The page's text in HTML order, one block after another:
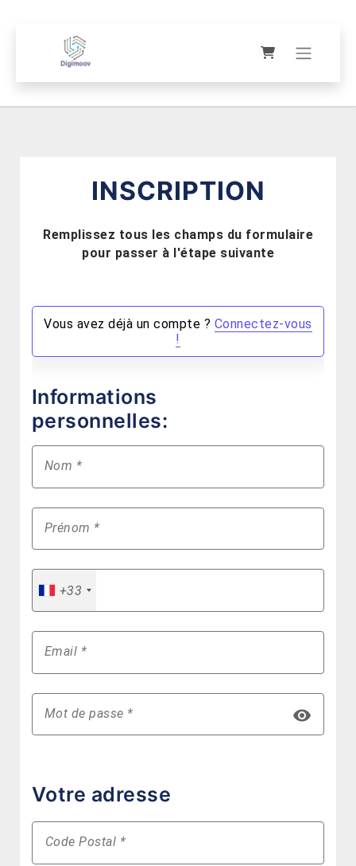
INSCRIPTION
Remplissez tous les champs du formulaire
pour passer à l'étape suivante
Vous avez déjà un compte ? Connectez-vous
!
Informations
personnelles:
Nom *
Prénom *
+33
Email *
Mot de passe * visibility
Votre adresse
Code Postal *